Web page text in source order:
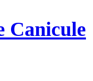
Canicule